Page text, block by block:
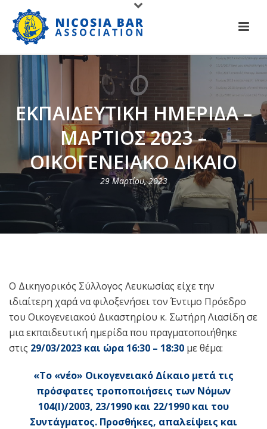
ΕΚΠΑΙΔΕΥΤΙΚΗ ΗΜΕΡΙΔΑ –
ΜΑΡΤΙΟΣ 2023 –
ΟΙΚΟΓΕΝΕΙΑΚΟ ΔΙΚΑΙΟ
29 Μαρτίου, 2023
Ο Δικηγορικός Σύλλογος Λευκωσίας είχε την
ιδιαίτερη χαρά να φιλοξενήσει τον Έντιμο Πρόεδρο
του Οικογενειακού Δικαστηρίου κ. Σωτήρη Λιασίδη σε
μια εκπαιδευτική ημερίδα που πραγματοποιήθηκε
στις 29/03/2023 και ώρα 16:30 – 18:30 με θέμα:
«Το «νέο» Οικογενειακό Δίκαιο μετά τις
πρόσφατες τροποποιήσεις των Νόμων
104(Ι)/2003, 23/1990 και 22/1990 και του
Συντάγματος. Προσθήκες, απαλείψεις και